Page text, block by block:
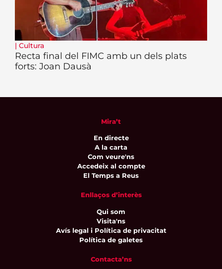
| Cultura
Recta final del FIMC amb un dels plats
forts: Joan Dausà
Mira’t
En directe
A la carta
Com veure'ns
Accedeix al compte
El Temps a Reus
Enllaços d’interès
Qui som
Visita'ns
Avís legal i Política de privacitat
Política de galetes
Contacta’ns